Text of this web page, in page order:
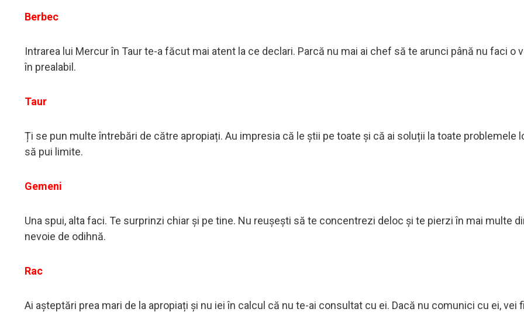
Berbec
Intrarea lui Mercur în Taur te-a făcut mai atent la ce declari. Parcă nu mai ai chef să te arunci până nu faci o
în prealabil.
Taur
Ți se pun multe întrebări de către apropiați. Au impresia că le știi pe toate și că ai soluții la toate problemele
să pui limite.
Gemeni
Una spui, alta faci. Te surprinzi chiar și pe tine. Nu reușești să te concentrezi deloc și te pierzi în mai multe
nevoie de odihnă.
Rac
Ai așteptări prea mari de la apropiați și nu iei în calcul că nu te-ai consultat cu ei. Dacă nu comunici cu ei, vei fi